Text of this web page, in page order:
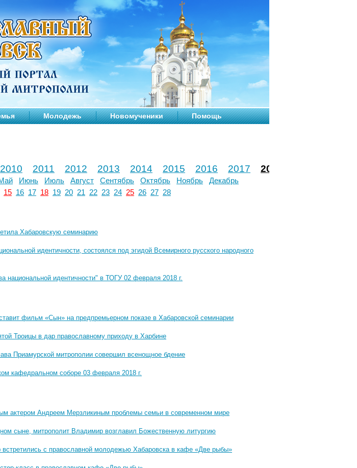
Молодежь Новомученики Помощь
2010 2011 2012 2013 2014 2015 2016 2017 2018
Июнь Июль Август Сентябрь Октябрь Ноябрь
Декабрь
15 16 17 18 19 20 21 22 23 24 25 26 27 28
Хабаровскую семинарию
идентичности, состоялся под эгидой Всемирного русского народного
национальной идентичности" в ТОГУ 02 февраля 2018 г.
фильм «Сын» на предпремьерном показе в Хабаровской семинарии
Троицы в дар православному приходу в Харбине
Приамурской митрополии совершил всенощное бдение
кафедральном соборе 03 февраля 2018 г.
актером Андреем Мерзликиным проблемы семьи в современном мире
сыне, митрополит Владимир возглавил Божественную литургию
встретились с православной молодежью Хабаровска в кафе «Две рыбы»